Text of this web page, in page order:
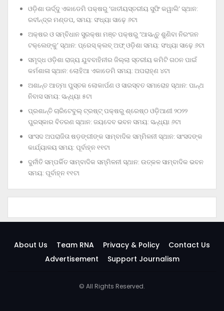
ଓଡ଼ିଶା ଊର୍ଦ୍ଦୁ ଏକାଡେମି ପକ୍ଷରୁ ‘ଜାତୀୟସ୍ତରୀୟ ସୁଫି କୱାଲି’ ସ୍ଥାନ:
ରବୀନ୍ଦ୍ର ମଣ୍ଡପ, ସମୟ: ସଂଧ୍ୟା ସାଢ଼େ ୬ଟା
ଅକ୍ଷର ଓ ସମ୍ବିଧାନ ସୁରକ୍ଷା ମଞ୍ଚ ପକ୍ଷରୁ ‘ଆସନ୍ତୁ ଶୁଣିବା ନିରଂଜନ
ଟକ୍‌ଲେଙ୍କୁ’ ସ୍ଥାନ: ପ୍ରେସ୍‌ କ୍ଲବ୍‌ ଅଫ୍‌ ଓଡ଼ିଶା ସମୟ: ସଂଧ୍ୟା ସାଢ଼େ ୬ଟା
ସମୃଦ୍ଧ ଓଡ଼ିଶା ରାଜ୍ୟ ଯୁବବାହିନୀର ଜିଲ୍ଲା ସ୍ତରୀୟ କମିଟି ଗଠନ ପାଇଁ
କର୍ମଶାଳା ସ୍ଥାନ: ଲୋହିଆ ଏକାଡେମି ସମୟ: ଅପରାହ୍‌ଣ ୪ଟା
ଅଶାନ୍ତ ଆତ୍ମା ପୁସ୍ତକ ଲୋକାର୍ପଣ ଓ ସାରସ୍ବତ ସମାରୋହ ସ୍ଥାନ: ପାନ୍ଥ
ନିବାସ ସମୟ: ସନ୍ଧ୍ୟା ୫ଟା
ପ୍ରଶାନ୍ତି ଚାରିଟେବୁଲ୍‌ ଟ୍ରଷ୍ଟ୍‌ ପକ୍ଷରୁ ଶ୍ରେଷ୍ଠ ଓଡ଼ିଆଣୀ ୨୦୨୨
ପୁରସ୍କାର ବିତରଣ ସ୍ଥାନ: ଜୟଦେବ ଭବନ ସମୟ: ସନ୍ଧ୍ୟା ୬ଟା
ସାଂସଦ ଅପରାଜିତା ଷଡ଼ଙ୍ଗୀଙ୍କ ସାମ୍ବାଦିକ ସମ୍ମିଳନୀ ସ୍ଥାନ: ସାଂସଦଙ୍କ
କାର୍ଯ୍ୟାଳୟ ସମୟ: ପୂର୍ବାହ୍ନ ୧୧ଟା
ଦୁର୍ନୀତି ସମ୍ପର୍କିତ ସାମ୍ବାଦିକ ସମ୍ମିଳନୀ ସ୍ଥାନ: ଉତ୍କଳ ସାମ୍ବାଦିକ ଭବନ
ସମୟ: ପୂର୍ବାହ୍ନ ୧୧ଟା
About Us Team RNA Privacy & Policy
Contact Us
Advertisement
Support Journalism
© All Rights Reserved.